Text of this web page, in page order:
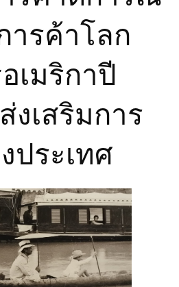
ารค้าโลก
เมริกาปี
งเสริมการ
ประเทศ